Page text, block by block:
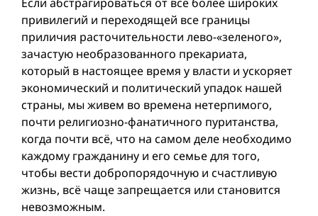
привилегий и переходящей все границы
приличия расточительности лево-«зеленого»,
зачастую необразованного прекариата,
который в настоящее время у власти и ускоряет
экономический и политический упадок нашей
страны, мы живем во времена нетерпимого,
почти религиозно-фанатичного пуританства,
когда почти всё, что на самом деле необходимо
каждому гражданину и его семье для того,
чтобы вести добропорядочную и счастливую
жизнь, всё чаще запрещается или становится
невозможным.